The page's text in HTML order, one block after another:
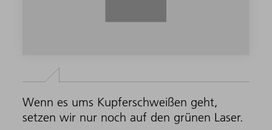
Wenn es ums Kupferschweißen geht,
setzen wir nur noch auf den grünen Laser.